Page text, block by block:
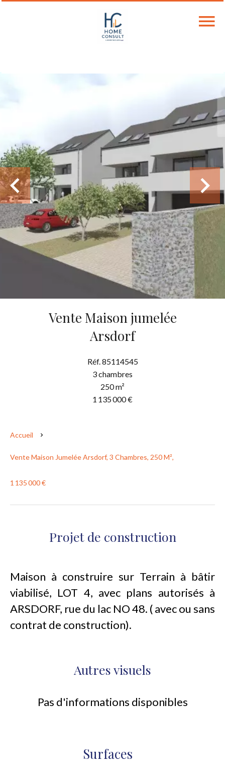
Vente Maison jumelée
Arsdorf
Réf. 85114545
3 chambres
250 m²
1 135 000 €
Accueil
Vente Maison Jumelée Arsdorf, 3 Chambres, 250 M²,
1 135 000 €
Projet de construction
Maison à construire sur Terrain à bâtir
viabilisé, LOT 4, avec plans autorisés à
ARSDORF, rue du lac NO 48. ( avec ou sans
contrat de construction).
Autres visuels
Pas d'informations disponibles
Surfaces